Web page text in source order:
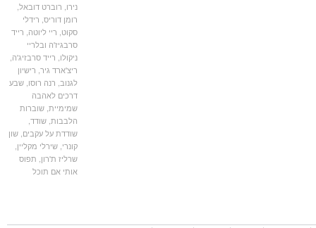
,רוברט דובאל,
רומן דוריס,רידלי
סקוט,ריי ליוטה,רייד
סרבגיז'ה ובלריי
ניקולו,רייד סרבזיג'ה,
ריצ'ארד גיר, רישיון
לגנוב,רנה רוסו ,שבע
דרכים לאהבה
שמימיית,שוברות
הלבבות,שודד,
שודדת על עקבים,שון
קונרי,שירלי מקליין,
שרליז ת'רון,תפוס
אותי אם תוכל